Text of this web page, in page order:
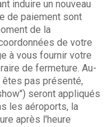
induire un nouveau
de paiement sont
de la
de votre
à vous fournir votre
de fermeture. Au-
pas présenté,
seront appliqués
les aéroports, la
après l'heure